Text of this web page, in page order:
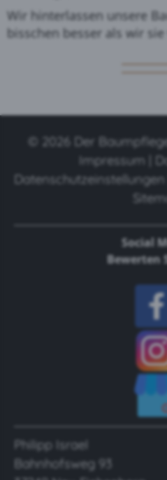
Wir hinterlassen unsere
bisschen besser als wir
© 2026 Der
Impressum
Datenschutzeinstellungen
Social
Bewerten
Philipp Israel
Bahnhofsweg 93